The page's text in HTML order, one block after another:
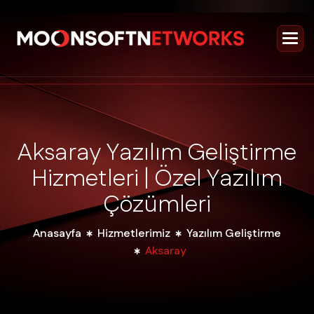
AksarayYazılımGeliştirme
Hizmetleri | ÖzelYazılım
Çözümleri
Anasayfa Hizmetlerimiz
Yazılım Geliştirme
Aksaray